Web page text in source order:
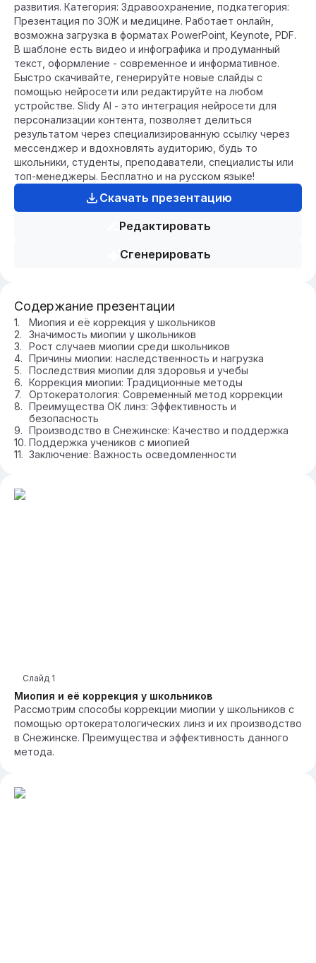
развития. Категория: Здравоохранение, подкатегория:
Презентация по ЗОЖ и медицине. Работает онлайн,
возможна загрузка в форматах PowerPoint, Keynote, PDF.
В шаблоне есть видео и инфографика и продуманный
текст, оформление - современное и информативное.
Быстро скачивайте, генерируйте новые слайды с
помощью нейросети или редактируйте на любом
устройстве. Slidy AI - это интеграция нейросети для
персонализации контента, позволяет делиться
результатом через специализированную ссылку через
мессенджер и вдохновлять аудиторию, будь то
школьники, студенты, преподаватели, специалисты или
топ-менеджеры. Бесплатно и на русском языке!
Скачать презентацию
Редактировать
Сгенерировать
Содержание презентации
Миопия и её коррекция у школьников
Значимость миопии у школьников
Рост случаев миопии среди школьников
Причины миопии: наследственность и нагрузка
Последствия миопии для здоровья и учебы
Коррекция миопии: Традиционные методы
Ортокератология: Современный метод коррекции
Преимущества ОК линз: Эффективность и
безопасность
Производство в Снежинске: Качество и поддержка
Поддержка учеников с миопией
Заключение: Важность осведомленности
Миопия и её коррекция у школьников
Слайд 1
Рассмотрим способы коррекции миопии у школьников с
помощью ортокератологических линз и их производство
в Снежинске. Преимущества и эффективность данного
метода.